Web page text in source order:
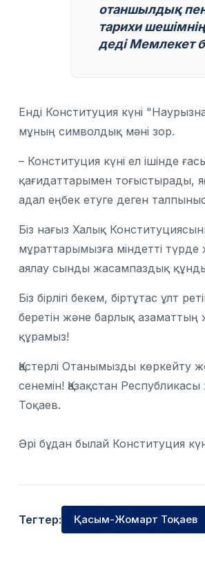
отаншылдық пен
тарихи
деді Мемлекет
Енді Конституция күні
мұның символдық мәні зор.
– Конституция күні ел ішінде
қағидаттарымен тоғыстырады,
адал еңбек етуге деген
Біз нағыз Халық
мұраттарымызға міндетті түрде
аялау сынды жасампаздық
Біз бірлігі бекем, біртұтас ұлт
беретін және барлық азаматтың
құрамыз!
Қастерлі Отанымызды
сенемін! Қазақстан
Тоқаев.
Әрі бұдан былай Конституция
Тегтер: Қасым-Жомарт Тоқаев